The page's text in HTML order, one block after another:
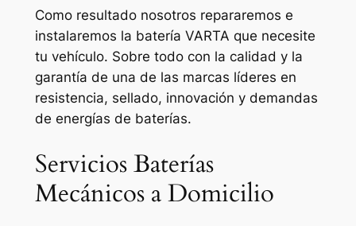
Como resultado nosotros repararemos e
instalaremos la batería VARTA que necesite
tu vehículo. Sobre todo con la calidad y la
garantía de una de las marcas líderes en
resistencia, sellado, innovación y demandas
de energías de baterías.
Servicios Baterías
Mecánicos a Domicilio